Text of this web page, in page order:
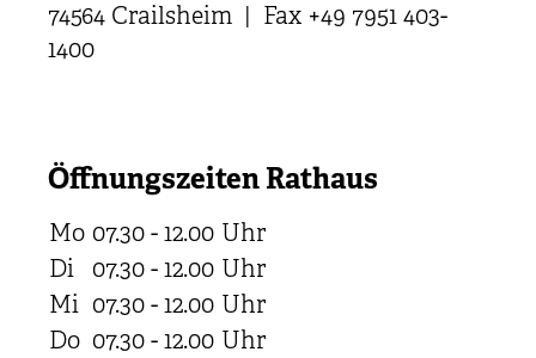
74564 Crailsheim | Fax +49 7951 403-
1400
Öffnungszeiten Rathaus
Mo 07.30 - 12.00 Uhr
Di
07.30 - 12.00 Uhr
Mi 07.30 - 12.00 Uhr
Do 07.30 - 12.00 Uhr